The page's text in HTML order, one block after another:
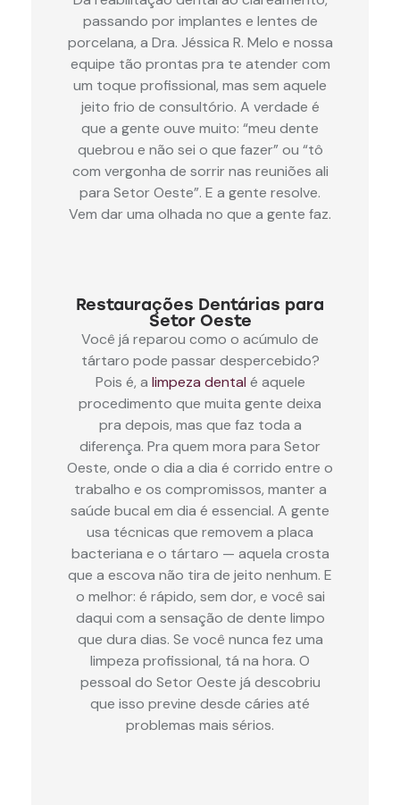
passando por implantes e lentes de
porcelana, a Dra. Jéssica R. Melo e nossa
equipe tão prontas pra te atender com
um toque profissional, mas sem aquele
jeito frio de consultório. A verdade é
que a gente ouve muito: “meu dente
quebrou e não sei o que fazer” ou “tô
com vergonha de sorrir nas reuniões ali
para Setor Oeste”. E a gente resolve.
Vem dar uma olhada no que a gente faz.
Restaurações Dentárias para
Setor Oeste
Você já reparou como o acúmulo de
tártaro pode passar despercebido?
Pois é, a limpeza dental é aquele
procedimento que muita gente deixa
pra depois, mas que faz toda a
diferença. Pra quem mora para Setor
Oeste, onde o dia a dia é corrido entre o
trabalho e os compromissos, manter a
saúde bucal em dia é essencial. A gente
usa técnicas que removem a placa
bacteriana e o tártaro — aquela crosta
que a escova não tira de jeito nenhum. E
o melhor: é rápido, sem dor, e você sai
daqui com a sensação de dente limpo
que dura dias. Se você nunca fez uma
limpeza profissional, tá na hora. O
pessoal do Setor Oeste já descobriu
que isso previne desde cáries até
problemas mais sérios.